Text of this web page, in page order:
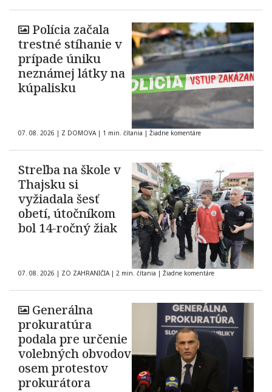
Polícia začala
trestné stíhanie v
prípade úniku
neznámej látky na
kúpalisku
07. 08. 2026 | Z DOMOVA | 1 min. čítania | Žiadne komentáre
Streľba na škole v
Thajsku si
vyžiadala šesť
obetí, útočníkom
bol 14-ročný žiak
07. 08. 2026 | ZO ZAHRANIČIA | 2 min. čítania | Žiadne komentáre
Generálna
prokuratúra
podala pre určenie
volebných obvodov
osem protestov
prokurátora